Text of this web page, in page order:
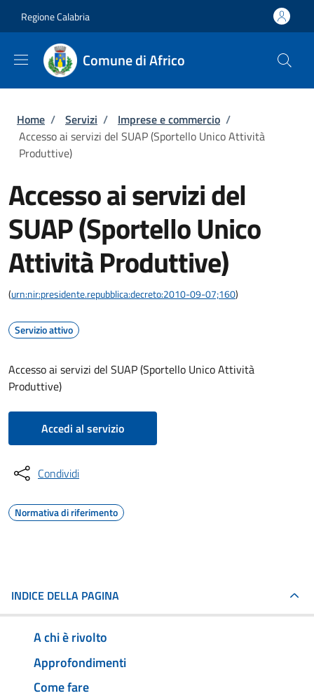
Regione Calabria
Comune di Africo
Briciole di pane
Home / Servizi / Imprese e commercio /
Accesso ai servizi del SUAP (Sportello Unico Attività
Produttive)
Accesso ai servizi del
SUAP (Sportello Unico
Attività Produttive)
(urn:nir:presidente.repubblica:decreto:2010-09-07;160)
Servizio attivo
Accesso ai servizi del SUAP (Sportello Unico Attività
Produttive)
Accedi al servizio
Condividi
Normativa di riferimento
INDICE DELLA PAGINA
A chi è rivolto
Approfondimenti
Come fare